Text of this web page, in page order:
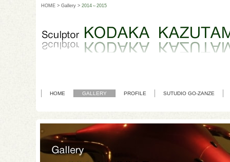
HOME> Gallery> 2014～2015
HOME GALLERY PROFILE SUTUDIO GO-ZANZE